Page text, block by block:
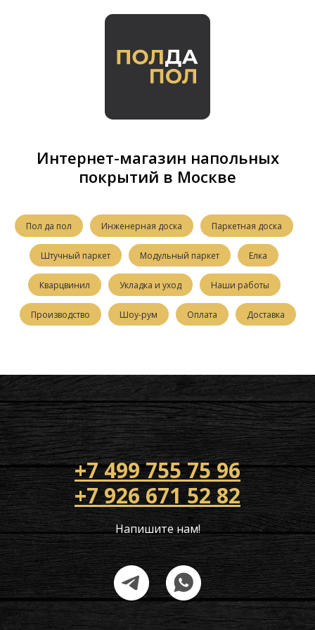
Интернет-магазин напольных
покрытий в Москве
Пол да пол Инженерная доска Паркетная доска
Штучный паркет Модульный паркет Елка
Кварцвинил Укладка и уход Наши работы
Производство Шоу-рум Оплата Доставка
+7 499 755 75 96
+7 926 671 52 82
Напишите нам!